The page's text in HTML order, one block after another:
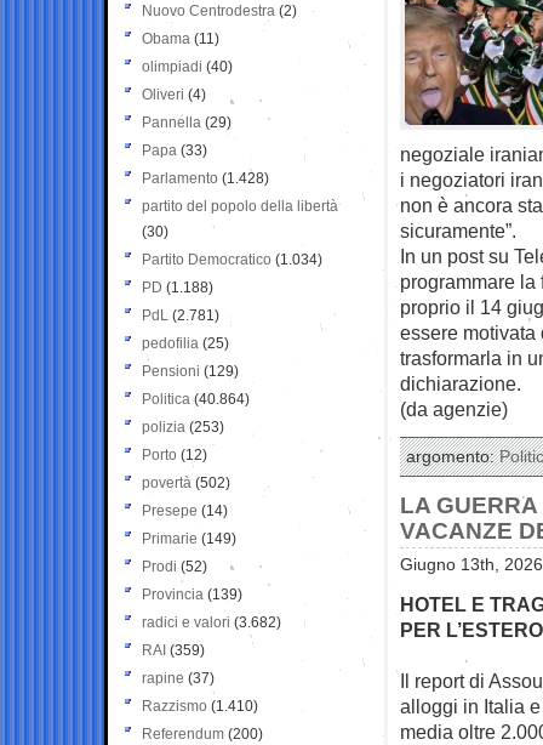
negoziale
i negoziatori
non è ancora
sicuramente”.
In un post su
programmare la
proprio il 14
essere motivata
trasformarla in
dichiarazione.
(da agenzie)
argomento:
LA
VACANZE
Giugno 13th,
HOTEL E
PER L’ESTERO
Il report di
alloggi in Italia
media oltre
Nuovo Centrodestra (2)
Obama (11)
olimpiadi (40)
Oliveri (4)
Pannella (29)
Papa (33)
Parlamento (1.428)
partito del popolo della libertà
(30)
Partito Democratico (1.034)
PD (1.188)
PdL (2.781)
pedofilia (25)
Pensioni (129)
Politica (40.864)
polizia (253)
Porto (12)
povertà (502)
Presepe (14)
Primarie (149)
Prodi (52)
Provincia (139)
radici e valori (3.682)
RAI (359)
rapine (37)
Razzismo (1.410)
Referendum (200)